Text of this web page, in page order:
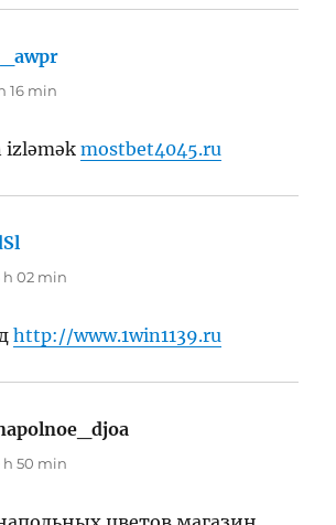
16 min
izləməkmostbet4045.ru
h 02 min
http://www.1win1139.ru
h 50 min